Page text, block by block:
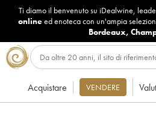
Ti diamo il benvenuto su iDealwine,
onlineed enoteca con un'ampia
Bordeaux,
Acquistare VENDERE